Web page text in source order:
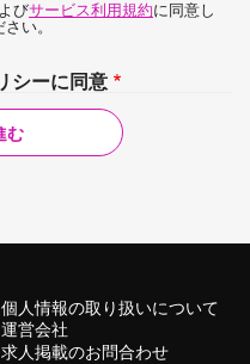
びサービス利用規約に同意し
い。
シーに同意
個人情報の取り扱いについて
運営会社
求人掲載のお問合わせ